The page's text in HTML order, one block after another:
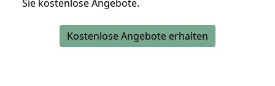
Sie kostenlose Angebote.
Kostenlose Angebote erhalten